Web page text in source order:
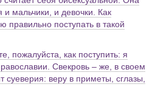
и мальчики, и девочки. Как
правильно поступать в такой
пожалуйста, как поступить: я
Свекровь – же, в своем
суеверия: веру в приметы, сглазы,